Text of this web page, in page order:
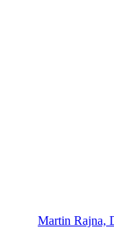
Martin Rajna,